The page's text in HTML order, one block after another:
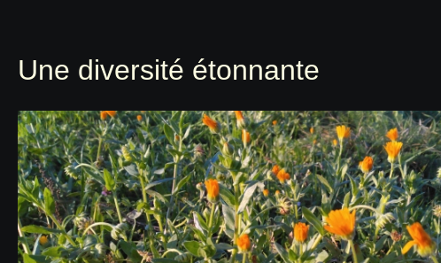
Une diversité étonnante